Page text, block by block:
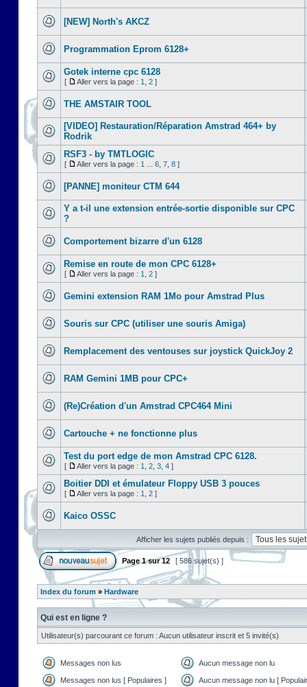
[NEW] North's AKCZ
Programmation Eprom 6128+
Gotek interne cpc 6128
[ Aller vers la page : 1 2 ]
THE AMSTAIR TOOL
[VIDEO] Restauration/Réparation Amstrad 464+ by
Rodrik
RSF3 - by TMTLOGIC
[ Aller vers la page : 1 6 7 8 ]
[PANNE] moniteur CTM 644
Y a t-il une extension entrée-sortie disponible sur CPC
?
Comportement bizarre d'un 6128
Remise en route de mon CPC 6128+
[ Aller vers la page : 1 2 ]
Gemini extension RAM 1Mo pour Amstrad Plus
Souris sur CPC (utiliser une souris Amiga)
Remplacement des ventouses sur joystick QuickJoy 2
RAM Gemini 1MB pour CPC+
(Re)Création d'un Amstrad CPC464 Mini
Cartouche + ne fonctionne plus
Test du port edge de mon Amstrad CPC 6128.
[ Aller vers la page : 1 2 3 4 ]
Boitier DDI et émulateur Floppy USB 3 pouces
[ Aller vers la page : 1 2 ]
Kaico OSSC
Afficher les sujets publiés depuis :
Page1sur12 [ 586 sujet(s) ]
Index du forum » Hardware
Qui est en ligne ?
Utilisateur(s) parcourant ce forum : Aucun utilisateur inscrit et 5 invité(s)
Messages non lus Aucun message non lu
Messages non lus [ Populaires ] Aucun message non lu [